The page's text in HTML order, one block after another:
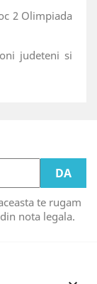
2 Olimpiada
judeteni si
te rugam
nota legala.